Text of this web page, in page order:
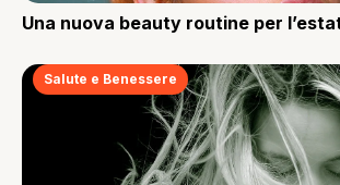
Una nuova beauty routine per
Salute e Benessere